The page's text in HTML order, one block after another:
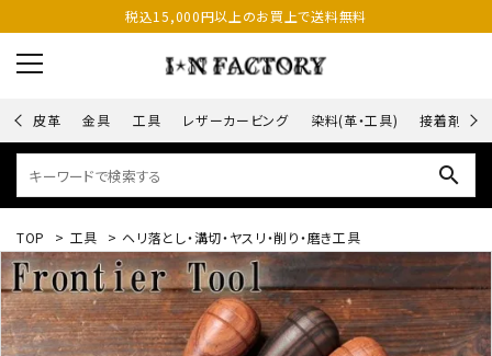
税込15,000円以上のお買上で送料無料
皮革 金具 工具 レザーカービング 染料(革・工具) 接着剤
search
TOP > 工具 > ヘリ落とし・溝切・ヤスリ・削り・磨き工具